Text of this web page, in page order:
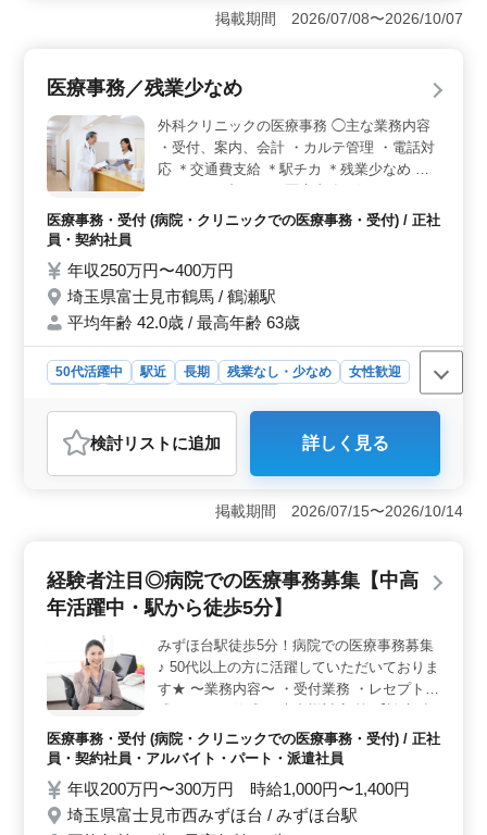
日勤務からの柔軟な働き方ができる、中高年の方に最適
な環境で、これまでにレセコン入力実務経験者の方や医
受付、会計、カルテ作成、電子カルテ入力、診療補助に
携わっていただきます。アルバイト・正社員、幅広く採
用しておりご自身のご都合にあった働き方を選ぶことが
できます。 ＜給与と福利厚生＞ 年収220万円〜280
万円、時給1,000円〜1,300円となっています。柳瀬川駅
近くで好立地です。車通勤も可能で無料駐車場もありま
す！通勤手当も支給しており、雇用・労災・健康・厚生
など各種福利厚生も充実しています。
掲載期間 2026/07/08〜2026/10/07
医療事務／残業少なめ
外科クリニックの医療事務 ◯主な業務内容
・受付、案内、会計 ・カルテ管理 ・電話対
応 ＊交通費支給 ＊駅チカ ＊残業少なめ ク
テランスタッフを募集します。 シニアスタ
医療事務・受付 (病院・クリニックでの医療事務・受付) / 正社
員・契約社員
年収250万円〜400万円
埼玉県富士見市鶴馬 / 鶴瀬駅
平均年齢 42.0歳 / 最高年齢 63歳
50代活躍中 駅近 長期 残業なし・少なめ
女性歓迎
おすすめポイント
＜ワークライフバランス重視＞ 残業は月10時間程度と
少なめで、日祝休み・年間休日113日と生活リズムを整え
働きたい方やプライベートと両立したい方に適した医療
医療事務としての経験を発揮して活躍でき、病院の顔と
して信頼されるやりがいがあります。 ＜シニアが活
躍する職場で長期勤務可能＞ シニア世代が活躍する職
場です。交通費実費支給（上限なし）、福利厚生も完備
で待遇も充実。落ち着いた職場で経験を活かし、長期的
に勤務を続けたい方におすすめです。
検討リスト に追加 詳しく見る
掲載期間 2026/07/15〜2026/10/14
経験者注目◎病院での医療事務募集【中高
年活躍中・駅から徒歩5分】
みずほ台駅徒歩5分！病院での医療事務募集
♪ 50代以上の方に活躍していただいておりま
す★ 〜業務内容〜 ・受付業務 ・レセプト作
成 ・カルテ作成 ・患者様対応 等 【診療科
目】 内科、外科、整形外科、脳神経外科、
大腸肛門ヘルニア科、呼吸器科、糖尿病・内
科、歯科、麻酔科 〜特徴〜 ◎経験者優遇 ◎
社会保険完備 ◎駅から徒歩5分 ◎週3以上勤
医療事務・受付 (病院・クリニックでの医療事務・受付) / 正社
員・契約社員・アルバイト・パート・派遣社員
年収200万円〜300万円 時給1,000円〜1,400円
埼玉県富士見市西みずほ台 / みずほ台駅